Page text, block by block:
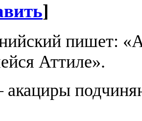
]
пишет:
Аттиле».